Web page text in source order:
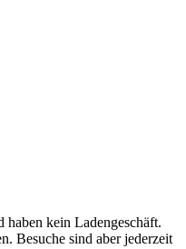
haben kein Ladengeschäft.
Besuche sind aber jederzeit